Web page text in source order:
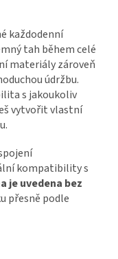
každodenní
tah během celé
materiály zároveň
údržbu.
s jakoukoliv
vytvořit vlastní
kompatibility s
je uvedena bez
přesně podle